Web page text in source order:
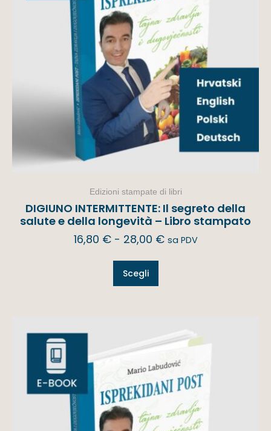
Edizioni stampate di libri
DIGIUNO INTERMITTENTE: Il segreto della
salute e della longevità – Libro stampato
16,80 € - 28,00 € sa PDV
Scegli